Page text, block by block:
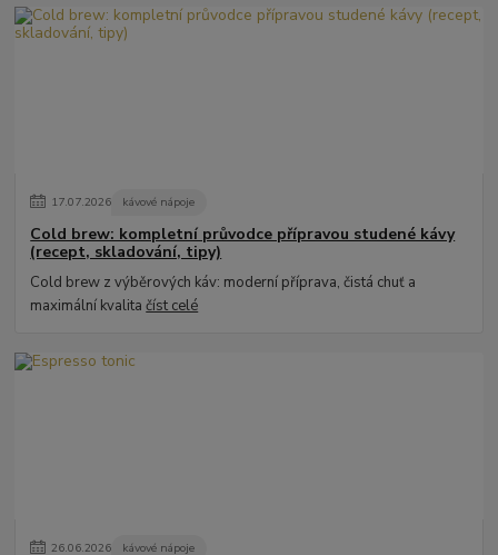
17.07.2026 kávové nápoje
Cold brew: kompletní průvodce přípravou studené kávy
(recept, skladování, tipy)
Cold brew z výběrových káv: moderní příprava, čistá chuť a
maximální kvalitačíst celé
26.06.2026 kávové nápoje